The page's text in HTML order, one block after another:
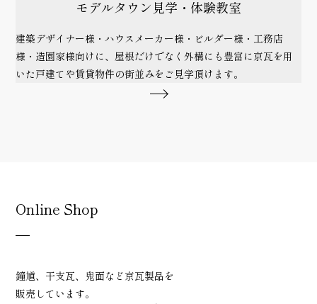
モデルタウン見学・体験教室
建築デザイナー様・ハウスメーカー様・ビルダー様・工務店
様・造園家様向けに、屋根だけでなく外構にも豊富に京瓦を用
いた戸建てや賃貸物件の街並みをご見学頂けます。
Online Shop
鐘馗、干支瓦、鬼面など京瓦製品を
販売しています。